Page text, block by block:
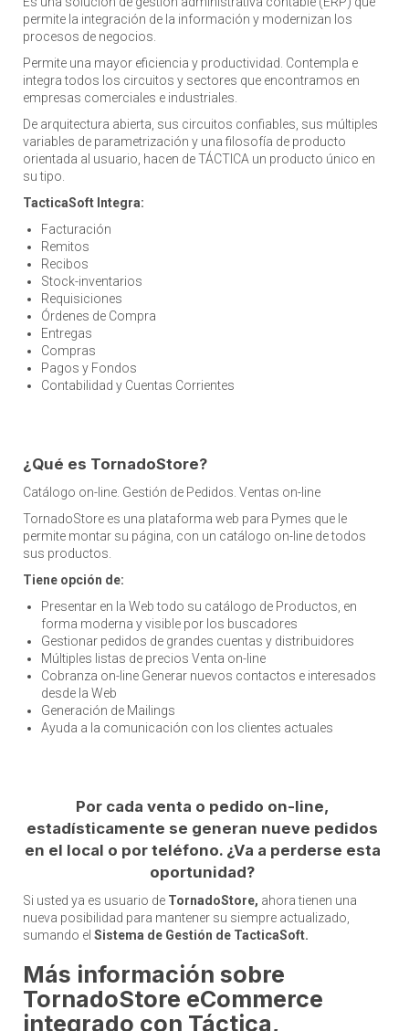
permite la integración de la información y modernizan los
procesos de negocios.
Permite una mayor eficiencia y productividad. Contempla e
integra todos los circuitos y sectores que encontramos en
empresas comerciales e industriales.
De arquitectura abierta, sus circuitos confiables, sus múltiples
variables de parametrización y una filosofía de producto
orientada al usuario, hacen de TÁCTICA un producto único en
su tipo.
TacticaSoft Integra:
Facturación
Remitos
Recibos
Stock-inventarios
Requisiciones
Órdenes de Compra
Entregas
Compras
Pagos y Fondos
Contabilidad y Cuentas Corrientes
¿Qué es TornadoStore?
Catálogo on-line. Gestión de Pedidos. Ventas on-line
TornadoStore es una plataforma web para Pymes que le
permite montar su página, con un catálogo on-line de todos
sus productos.
Tiene opción de:
Presentar en la Web todo su catálogo de Productos, en
forma moderna y visible por los buscadores
Gestionar pedidos de grandes cuentas y distribuidores
Múltiples listas de precios Venta on-line
Cobranza on-line Generar nuevos contactos e interesados
desde la Web
Generación de Mailings
Ayuda a la comunicación con los clientes actuales
Por cada venta o pedido on-line,
estadísticamente se generan nueve pedidos
en el local o por teléfono. ¿Va a perderse esta
oportunidad?
Si usted ya es usuario de TornadoStore, ahora tienen una
nueva posibilidad para mantener su siempre actualizado,
sumando el Sistema de Gestión de TacticaSoft.
Más información sobre
TornadoStore eCommerce
integrado con Táctica,